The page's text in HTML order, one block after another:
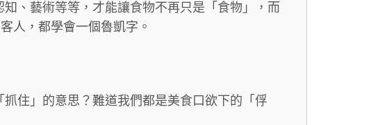
、藝術等等，才能讓食物不再只是「食物」，而
人，都學會一個魯凱字。
住」的意思？難道我們都是美食口欲下的「俘